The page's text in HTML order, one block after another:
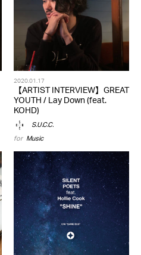
2020.01.17
【ARTIST INTERVIEW】GREAT
YOUTH / Lay Down (feat.
KOHD)
S.U.C.C.
for Music